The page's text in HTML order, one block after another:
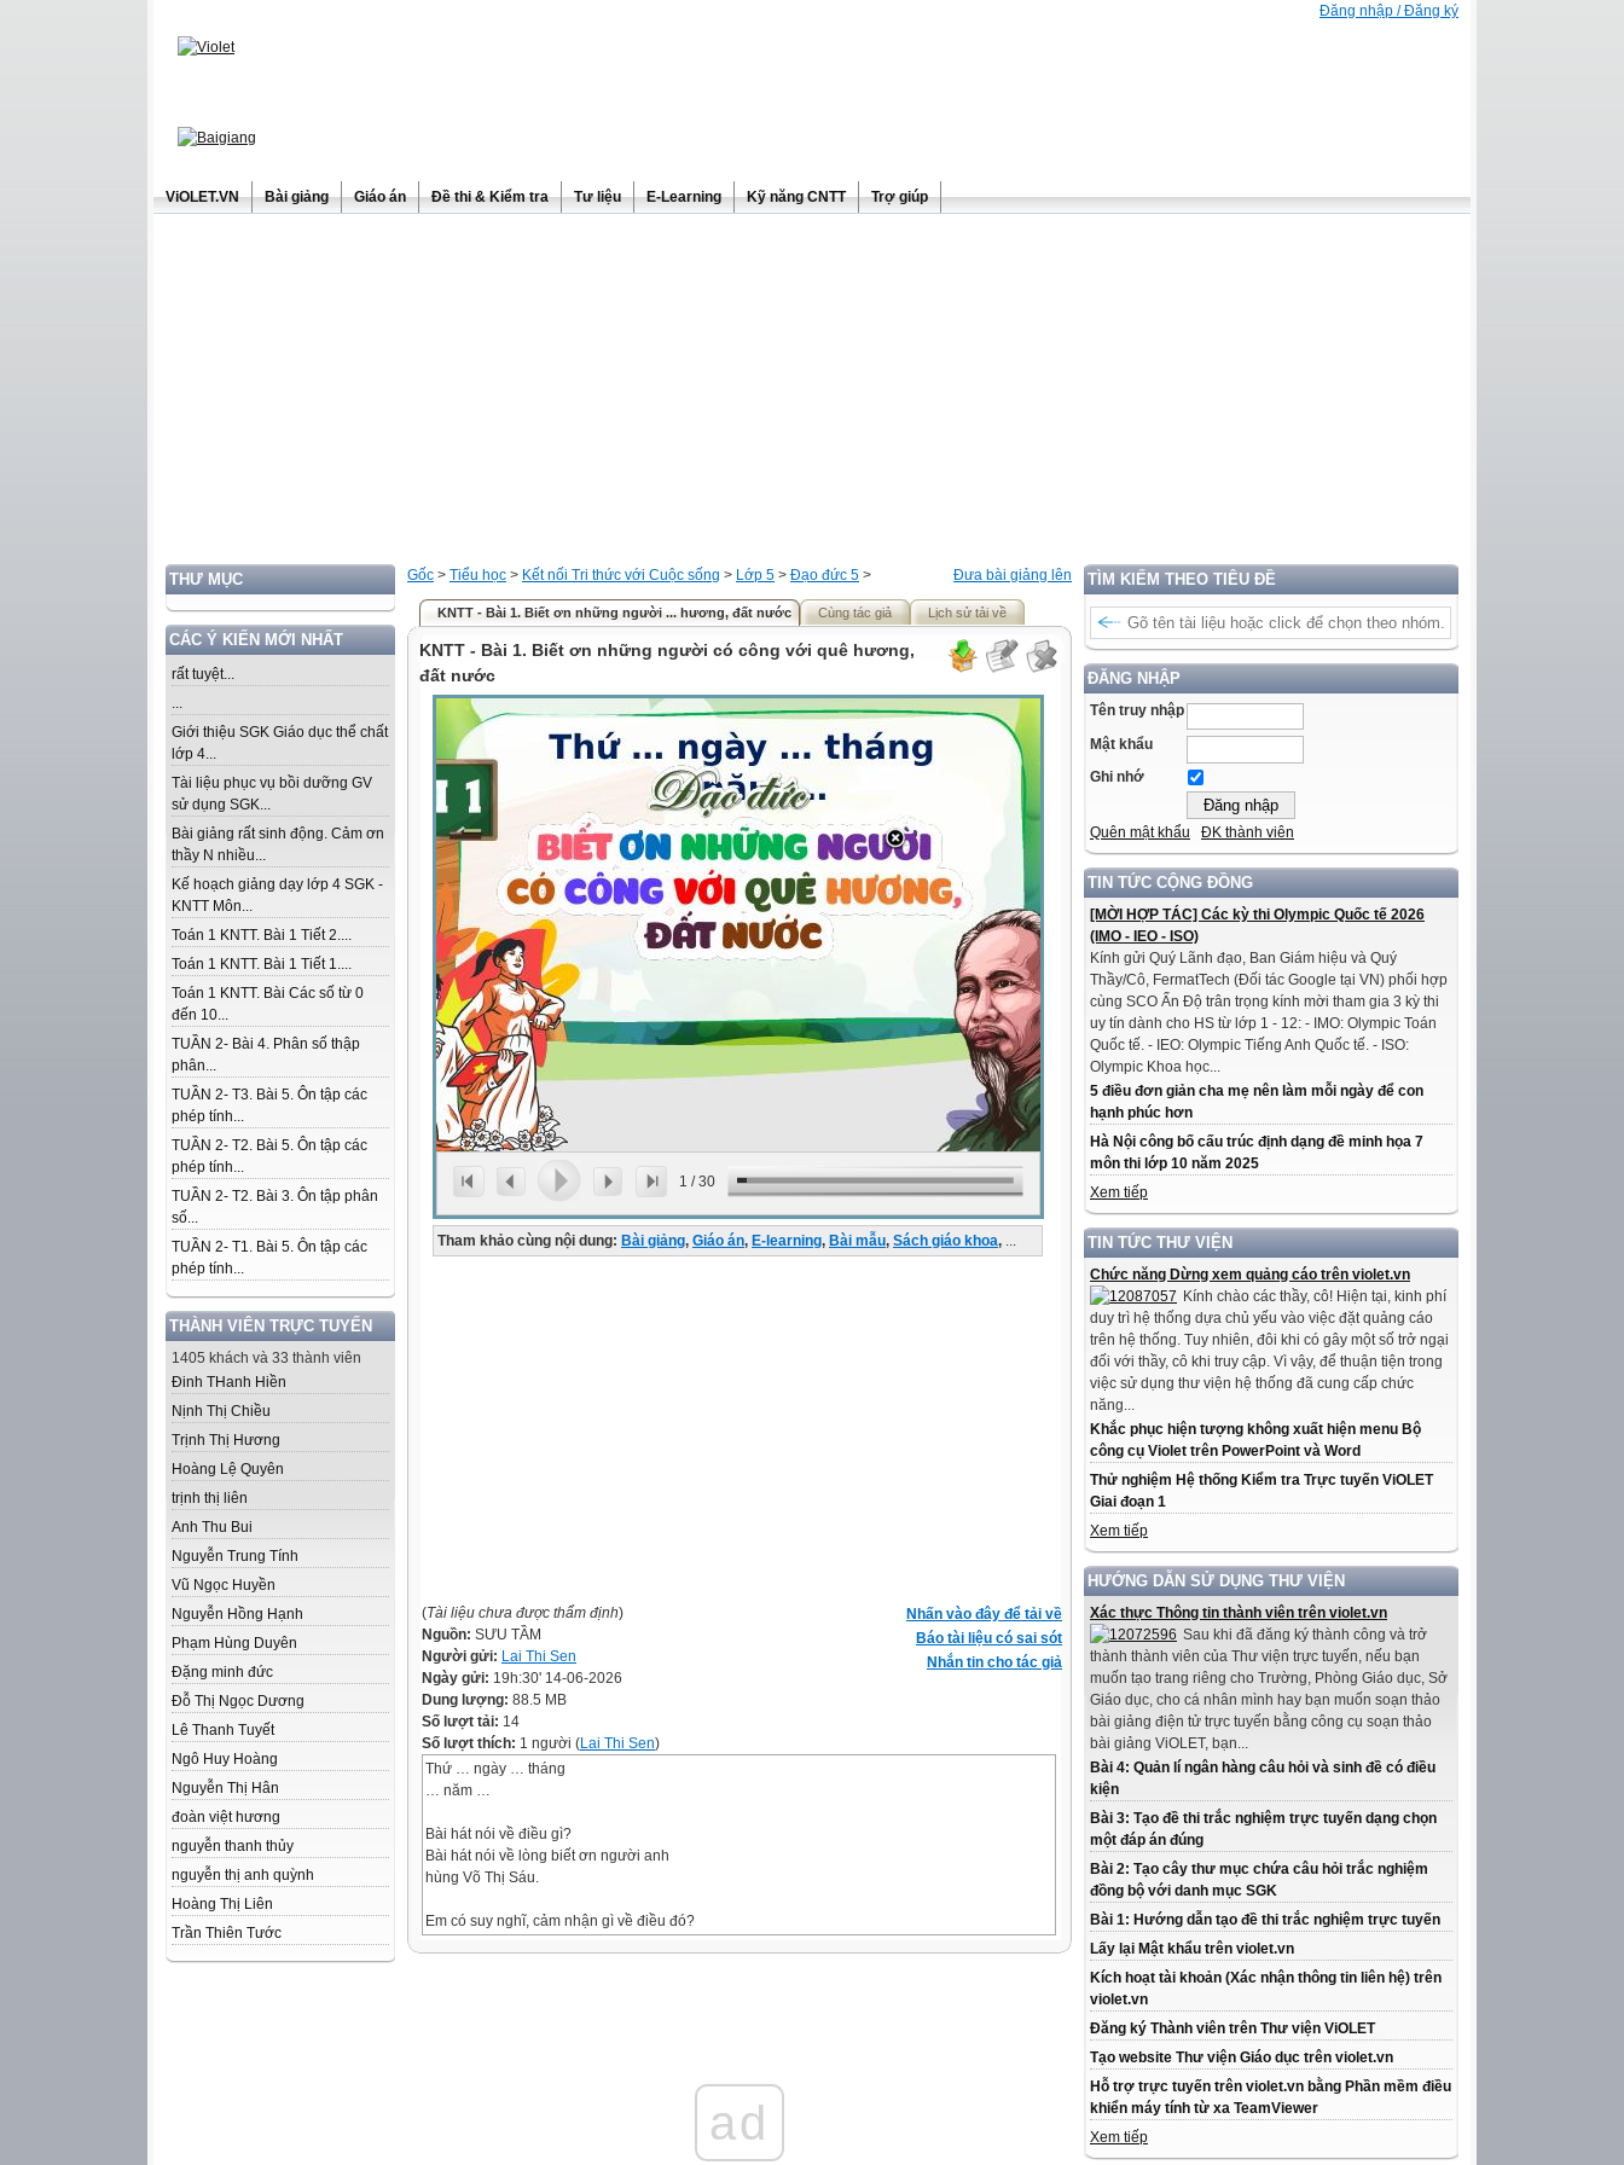
Đăng nhập / Đăng ký
ViOLET.VN Bài giảng Giáo án Đề thi & Kiểm tra Tư liệu E-Learning Kỹ năng CNTT Trợ giúp
THƯ MỤC
CÁC Ý KIẾN MỚI NHẤT
rất tuyệt...
...
Giới thiệu SGK Giáo dục thể chất
lớp 4...
Tài liệu phục vụ bồi dưỡng GV
sử dụng SGK...
Bài giảng rất sinh động. Cảm ơn
thầy N nhiều...
Kế hoạch giảng dạy lớp 4 SGK -
KNTT Môn...
Toán 1 KNTT. Bài 1 Tiết 2....
Toán 1 KNTT. Bài 1 Tiết 1....
Toán 1 KNTT. Bài Các số từ 0
đến 10...
TUẦN 2- Bài 4. Phân số thập
phân...
TUẦN 2- T3. Bài 5. Ôn tập các
phép tính...
TUẦN 2- T2. Bài 5. Ôn tập các
phép tính...
TUẦN 2- T2. Bài 3. Ôn tập phân
số...
TUẦN 2- T1. Bài 5. Ôn tập các
phép tính...
THÀNH VIÊN TRỰC TUYẾN
1405 khách và 33 thành viên
Đinh THanh Hiền
Nịnh Thị Chiều
Trịnh Thị Hương
Hoàng Lệ Quyên
trịnh thị liên
Anh Thu Bui
Nguyễn Trung Tính
Vũ Ngọc Huyền
Nguyễn Hồng Hạnh
Phạm Hùng Duyên
Đặng minh đức
Đỗ Thị Ngọc Dương
Lê Thanh Tuyết
Ngô Huy Hoàng
Nguyễn Thị Hân
đoàn việt hương
nguyễn thanh thủy
nguyễn thị anh quỳnh
Hoàng Thị Liên
Trần Thiên Tước
TÌM KIẾM THEO TIÊU ĐỀ
ĐĂNG NHẬP
Tên truy nhập
Mật khẩu
Ghi nhớ
Quên mật khẩu ĐK thành viên
TIN TỨC CỘNG ĐỒNG
[MỜI HỢP TÁC] Các kỳ thi Olympic Quốc tế 2026
(IMO - IEO - ISO)
Kính gửi Quý Lãnh đạo, Ban Giám hiệu và Quý
Thầy/Cô, FermatTech (Đối tác Google tại VN) phối hợp
cùng SCO Ấn Độ trân trọng kính mời tham gia 3 kỳ thi
uy tín dành cho HS từ lớp 1 - 12: - IMO: Olympic Toán
Quốc tế. - IEO: Olympic Tiếng Anh Quốc tế. - ISO:
Olympic Khoa học...
5 điều đơn giản cha mẹ nên làm mỗi ngày để con
hạnh phúc hơn
Hà Nội công bố cấu trúc định dạng đề minh họa 7
môn thi lớp 10 năm 2025
Xem tiếp
TIN TỨC THƯ VIỆN
Chức năng Dừng xem quảng cáo trên violet.vn
Kính chào các thầy, cô! Hiện tại, kinh phí
duy trì hệ thống dựa chủ yếu vào việc đặt quảng cáo
trên hệ thống. Tuy nhiên, đôi khi có gây một số trở ngại
đối với thầy, cô khi truy cập. Vì vậy, để thuận tiện trong
việc sử dụng thư viện hệ thống đã cung cấp chức
năng...
Khắc phục hiện tượng không xuất hiện menu Bộ
công cụ Violet trên PowerPoint và Word
Thử nghiệm Hệ thống Kiểm tra Trực tuyến ViOLET
Giai đoạn 1
Xem tiếp
HƯỚNG DẪN SỬ DỤNG THƯ VIỆN
Xác thực Thông tin thành viên trên violet.vn
Sau khi đã đăng ký thành công và trở
thành thành viên của Thư viện trực tuyến, nếu bạn
muốn tạo trang riêng cho Trường, Phòng Giáo dục, Sở
Giáo dục, cho cá nhân mình hay bạn muốn soạn thảo
bài giảng điện tử trực tuyến bằng công cụ soạn thảo
bài giảng ViOLET, bạn...
Bài 4: Quản lí ngân hàng câu hỏi và sinh đề có điều
kiện
Bài 3: Tạo đề thi trắc nghiệm trực tuyến dạng chọn
một đáp án đúng
Bài 2: Tạo cây thư mục chứa câu hỏi trắc nghiệm
đồng bộ với danh mục SGK
Bài 1: Hướng dẫn tạo đề thi trắc nghiệm trực tuyến
Lấy lại Mật khẩu trên violet.vn
Kích hoạt tài khoản (Xác nhận thông tin liên hệ) trên
violet.vn
Đăng ký Thành viên trên Thư viện ViOLET
Tạo website Thư viện Giáo dục trên violet.vn
Hỗ trợ trực tuyến trên violet.vn bằng Phần mềm điều
khiển máy tính từ xa TeamViewer
Xem tiếp
Đưa bài giảng lên
Gốc > Tiểu học > Kết nối Tri thức với Cuộc sống > Lớp 5 > Đạo đức 5 >
KNTT - Bài 1. Biết ơn những người ... hương, đất nước Cùng tác giả Lịch sử tải về
KNTT - Bài 1. Biết ơn những người có công với quê hương,
đất nước
1 /30
Tham khảo cùng nội dung: Bài giảng, Giáo án, E-learning, Bài mẫu, Sách giáo khoa, ...
Nhấn vào đây để tải về
Báo tài liệu có sai sót
Nhắn tin cho tác giả
(Tài liệu chưa được thẩm định)
Nguồn: SƯU TẦM
Người gửi: Lai Thi Sen
Ngày gửi: 19h:30' 14-06-2026
Dung lượng: 88.5 MB
Số lượt tải: 14
Số lượt thích: 1 người (Lai Thi Sen)
Thứ … ngày … tháng
… năm …
Bài hát nói về điều gì?
Bài hát nói về lòng biết ơn người anh
hùng Võ Thị Sáu.
Em có suy nghĩ, cảm nhận gì về điều đó?
Nhắc nhở bạn bè có thái độ, hành vi biết ơn những người có
ad